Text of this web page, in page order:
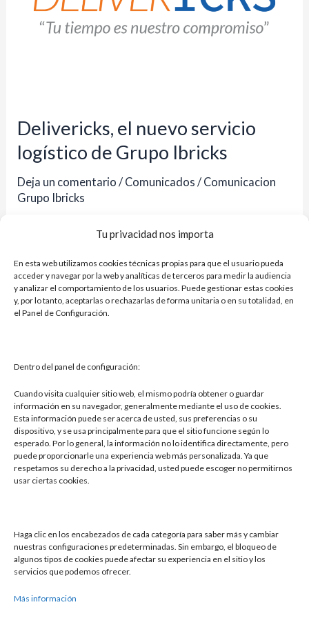
Tu privacidad nos importa
En esta web utilizamos cookies técnicas propias para que el usuario pueda
acceder y navegar por la web y analíticas de terceros para medir la audiencia
y analizar el comportamiento de los usuarios. Puede gestionar estas cookies
y, por lo tanto, aceptarlas o rechazarlas de forma unitaria o en su totalidad, en
el Panel de Configuración.
Dentro del panel de configuración:
Cuando visita cualquier sitio web, el mismo podría obtener o guardar
información en su navegador, generalmente mediante el uso de cookies.
Esta información puede ser acerca de usted, sus preferencias o su
dispositivo, y se usa principalmente para que el sitio funcione según lo
esperado. Por lo general, la información no lo identifica directamente, pero
puede proporcionarle una experiencia web más personalizada. Ya que
respetamos su derecho a la privacidad, usted puede escoger no permitirnos
usar ciertas cookies.
Haga clic en los encabezados de cada categoría para saber más y cambiar
nuestras configuraciones predeterminadas. Sin embargo, el bloqueo de
algunos tipos de cookies puede afectar su experiencia en el sitio y los
servicios que podemos ofrecer.
Más información
Delivericks, el nuevo servicio
logístico de Grupo Ibricks
Deja un comentario / Comunicados / Comunicacion
Grupo Ibricks
sus pedidos. Tras un exitoso 2023, marcado por
importantes logros y crecimiento, Grupo Ibricks se
prepara para un nuevo año cargado de proyectos.
logístico
Leer más »
Buscar